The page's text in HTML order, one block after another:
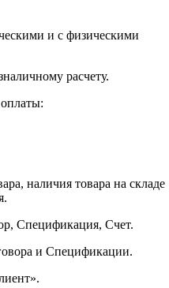
и с физическими
расчету.
наличия товара на складе
Спецификация, Счет.
и Спецификации.